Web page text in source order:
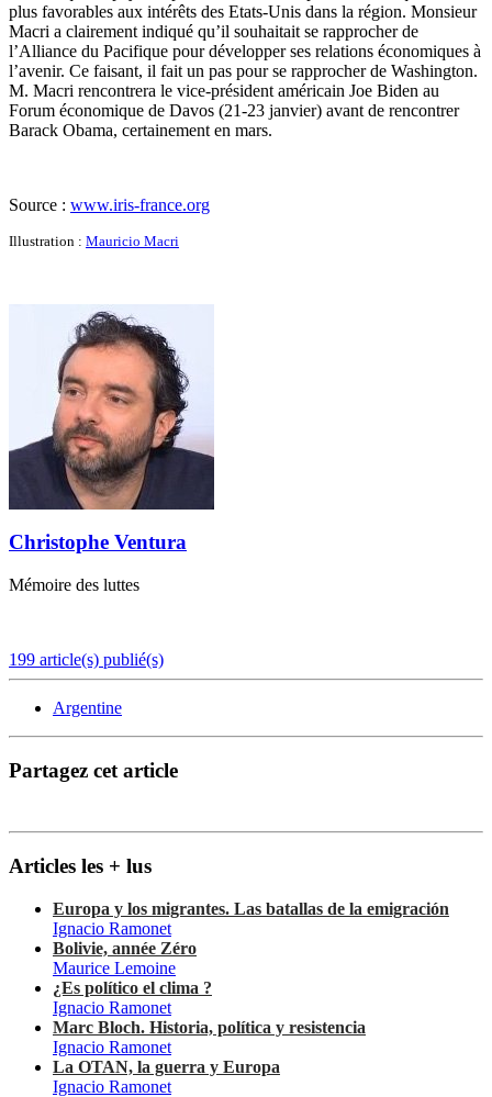
plus favorables aux intérêts des Etats-Unis dans la région. Monsieur
Macri a clairement indiqué qu’il souhaitait se rapprocher de
l’Alliance du Pacifique pour développer ses relations économiques à
l’avenir. Ce faisant, il fait un pas pour se rapprocher de Washington.
M. Macri rencontrera le vice-président américain Joe Biden au
Forum économique de Davos (21-23 janvier) avant de rencontrer
Barack Obama, certainement en mars.
Source : www.iris-france.org
Illustration : Mauricio Macri
Christophe Ventura
Mémoire des luttes
199 article(s) publié(s)
Argentine
Partagez cet article
Articles les + lus
Europa y los migrantes. Las batallas de la emigración
Ignacio Ramonet
Bolivie, année Zéro
Maurice Lemoine
¿Es político el clima ?
Ignacio Ramonet
Marc Bloch. Historia, política y resistencia
Ignacio Ramonet
La OTAN, la guerra y Europa
Ignacio Ramonet